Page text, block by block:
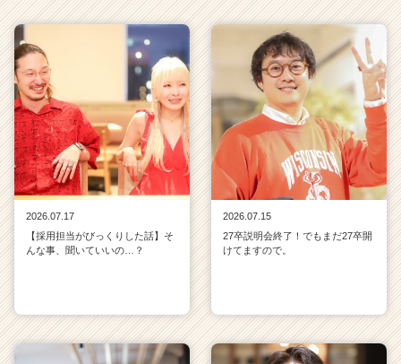
2026.07.17
【採用担当がびっくりした話】そ
んな事、聞いていいの…？
2026.07.15
27卒説明会終了！でもまだ27卒開
けてますので。